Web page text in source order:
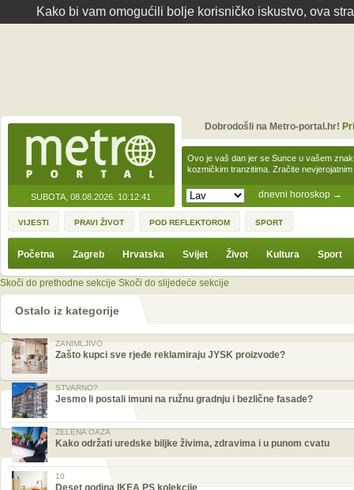
Kako bi vam omogućili bolje korisničko iskustvo, ova
SUBOTA, 08.08.2026. 10:12:41 dnevni horoskop →
Ovo je vaš dan jer se Sunce u vašem
kozmičkim tranzitima. Zračite
Dobrodošli na Metro-portal.hr!
VIJESTI PRAVI ŽIVOT POD REFLEKTOROM SPORT
Početna Zagreb Hrvatska Svijet Život Kultura Sport
Skoči do prethodne sekcije Skoči do slijedeće sekcije
Ostalo iz kategorije
ZANIMLJIVO
Zašto kupci sve rjeđe reklamiraju JYSK proizvode?
STVARNO?
Jesmo li postali imuni na ružnu gradnju i bezlične fasade?
ZELENA OAZA
Kako održati uredske biljke živima, zdravima i u punom cvatu
10
Deset godina IKEA PS kolekcije